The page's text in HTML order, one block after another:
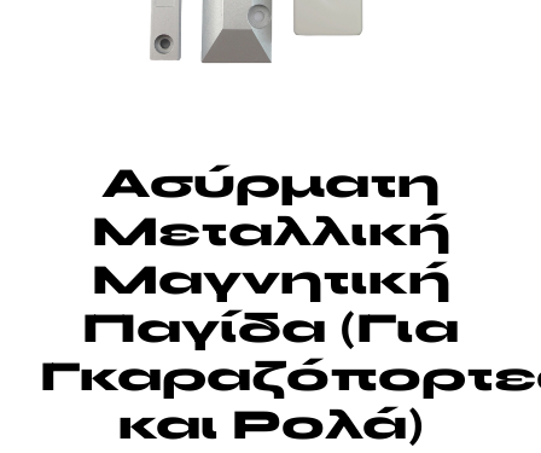
Ασύρματη
Μεταλλική
Μαγνητική
Παγίδα (Για
και Ρολά)